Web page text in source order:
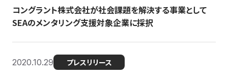
コングラント株式会社が社会課題を解決する事業として
SEAのメンタリング支援対象企業に採択
2020.10.29 プレスリリース